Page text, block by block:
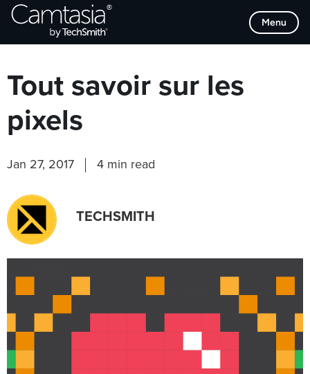
Passer
directement
Menu
Browse Categories
Tout savoir sur les
pixels
Jan 27, 2017 4 min read
TECHSMITH